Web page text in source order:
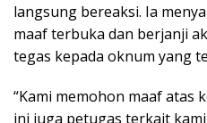
langsung bereaksi. Ia
maaf terbuka dan berjanji
tegas kepada oknum yang
“Kami memohon maaf atas
ini juga petugas terkait